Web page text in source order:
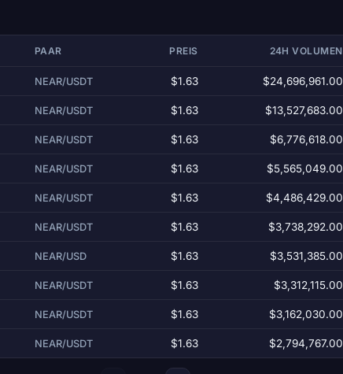
PAAR PREIS 24H VOLUMEN
NEAR/USDT $1.63 $24,696,961.00
NEAR/USDT $1.63 $13,527,683.00
NEAR/USDT $1.63 $6,776,618.00
NEAR/USDT $1.63 $5,565,049.00
NEAR/USDT $1.63 $4,486,429.00
NEAR/USDT $1.63 $3,738,292.00
NEAR/USD $1.63 $3,531,385.00
NEAR/USDT $1.63 $3,312,115.00
NEAR/USDT $1.63 $3,162,030.00
NEAR/USDT $1.63 $2,794,767.00